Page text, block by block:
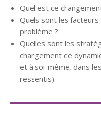
Quel est ce
Quels sont les facteurs
problème ?
Quelles sont les
changement de
et à soi-même, dans
ressentis).